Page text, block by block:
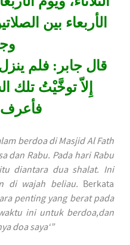
الأربعاء بين
قال جابر: فلم
إِلاّ توخَّيْتُ تلك
فأعرف
berdoa di Masjid Al Fath
dan Rabu. Pada hari Rabu
diantara dua shalat. Ini
di wajah beliau. Berkata
penting yang berat pada
ini untuk berdoa,dan
doa saya‘”